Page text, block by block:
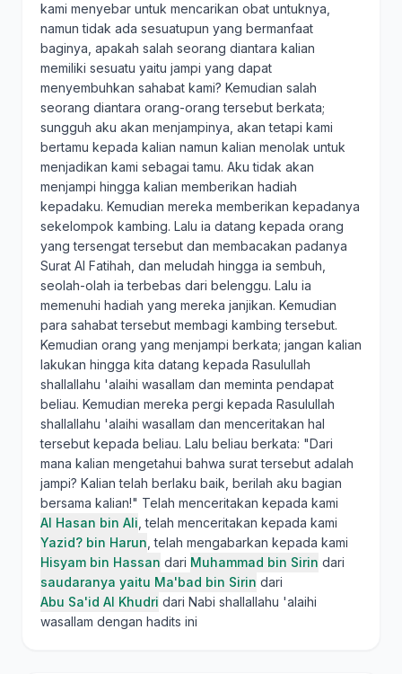
kami menyebar untuk mencarikan obat untuknya,
namun tidak ada sesuatupun yang bermanfaat
baginya, apakah salah seorang diantara kalian
memiliki sesuatu yaitu jampi yang dapat
menyembuhkan sahabat kami? Kemudian salah
seorang diantara orang-orang tersebut berkata;
sungguh aku akan menjampinya, akan tetapi kami
bertamu kepada kalian namun kalian menolak untuk
menjadikan kami sebagai tamu. Aku tidak akan
menjampi hingga kalian memberikan hadiah
kepadaku. Kemudian mereka memberikan kepadanya
sekelompok kambing. Lalu ia datang kepada orang
yang tersengat tersebut dan membacakan padanya
Surat Al Fatihah, dan meludah hingga ia sembuh,
seolah-olah ia terbebas dari belenggu. Lalu ia
memenuhi hadiah yang mereka janjikan. Kemudian
para sahabat tersebut membagi kambing tersebut.
Kemudian orang yang menjampi berkata; jangan kalian
lakukan hingga kita datang kepada Rasulullah
shallallahu 'alaihi wasallam dan meminta pendapat
beliau. Kemudian mereka pergi kepada Rasulullah
shallallahu 'alaihi wasallam dan menceritakan hal
tersebut kepada beliau. Lalu beliau berkata: "Dari
mana kalian mengetahui bahwa surat tersebut adalah
jampi? Kalian telah berlaku baik, berilah aku bagian
bersama kalian!" Telah menceritakan kepada kami
Al Hasan bin Ali , telah menceritakan kepada kami
Yazid? bin Harun , telah mengabarkan kepada kami
Hisyam bin Hassan dari Muhammad bin Sirin dari
saudaranya yaitu Ma'bad bin Sirin dari
Abu Sa'id Al Khudri dari Nabi shallallahu 'alaihi
wasallam dengan hadits ini